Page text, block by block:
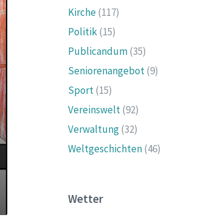
Kirche(117)
Politik(15)
Publicandum(35)
Seniorenangebot(9)
Sport(15)
Vereinswelt(92)
Verwaltung(32)
Weltgeschichten(46)
Wetter